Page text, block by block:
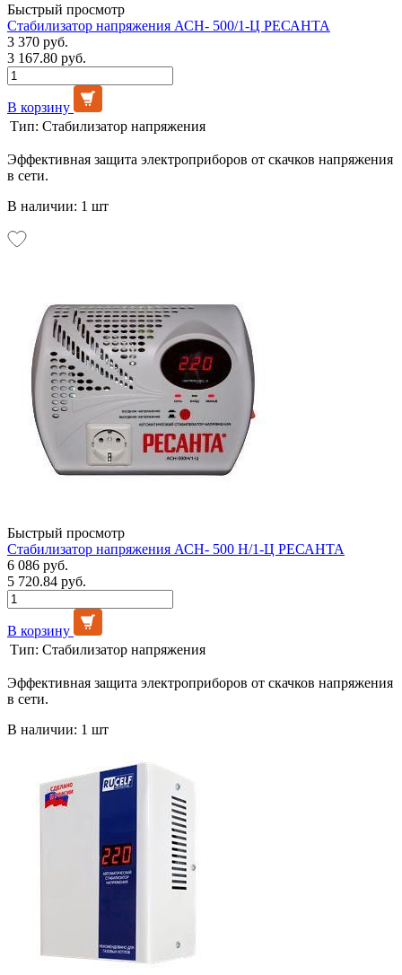
Быстрый просмотр
Стабилизатор напряжения АСН- 500/1-Ц РЕСАНТА
3 370 руб.
3 167.80 руб.
В корзину
Тип: Стабилизатор напряжения
Эффективная защита электроприборов от скачков напряжения
в сети.
В наличии: 1 шт
Быстрый просмотр
Стабилизатор напряжения АСН- 500 Н/1-Ц РЕСАНТА
6 086 руб.
5 720.84 руб.
В корзину
Тип: Стабилизатор напряжения
Эффективная защита электроприборов от скачков напряжения
в сети.
В наличии: 1 шт